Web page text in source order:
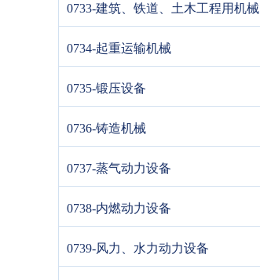
0733-建筑、铁道、土木工程用机械
0734-起重运输机械
0735-锻压设备
0736-铸造机械
0737-蒸气动力设备
0738-内燃动力设备
0739-风力、水力动力设备